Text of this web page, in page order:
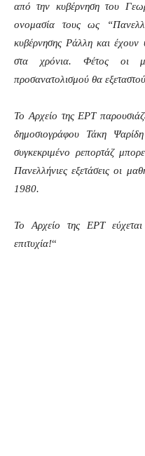
από την κυβέρνηση του
ονομασία τους ως
κυβέρνησης Ράλλη και έχουν
στα χρόνια. Φέτος οι
προσανατολισμού θα
Το Αρχείο της ΕΡΤ
δημοσιογράφου Τάκη
συγκεκριμένο ρεπορτάζ
Πανελλήνιες εξετάσεις οι
1980.
Το Αρχείο της ΕΡΤ
επιτυχία!“